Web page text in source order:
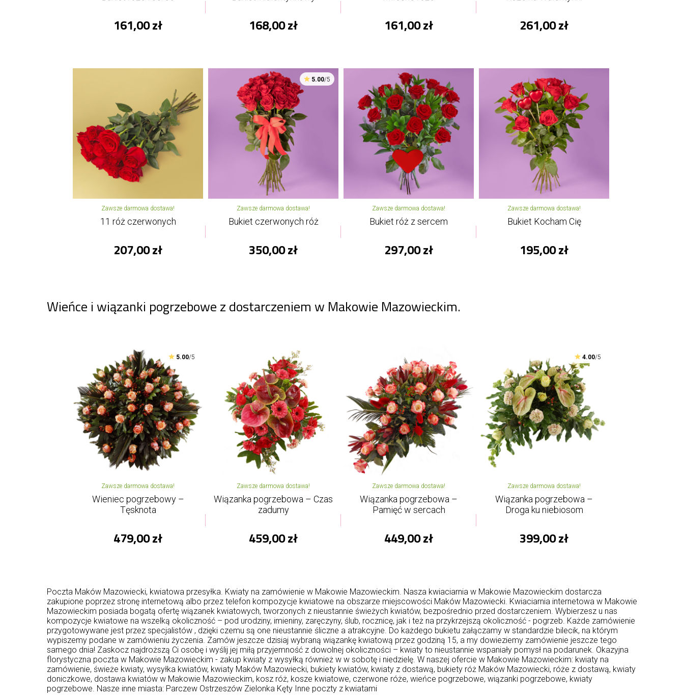
161,00 zł 168,00 zł 161,00 zł 261,00 zł
Zawsze darmowa dostawa!
11 róż czerwonych
207,00 zł
5.00/5
Zawsze darmowa dostawa!
Bukiet czerwonych róż
350,00 zł
Zawsze darmowa dostawa!
Bukiet róż z sercem
297,00 zł
Zawsze darmowa dostawa!
Bukiet Kocham Cię
195,00 zł
Wieńce i wiązanki pogrzebowe z dostarczeniem w Makowie Mazowieckim.
5.00/5
Zawsze darmowa dostawa!
Wieniec pogrzebowy –
Tęsknota
479,00 zł
Zawsze darmowa dostawa!
Wiązanka pogrzebowa – Czas
zadumy
459,00 zł
Zawsze darmowa dostawa!
Wiązanka pogrzebowa –
Pamięć w sercach
449,00 zł
4.00/5
Zawsze darmowa dostawa!
Wiązanka pogrzebowa –
Droga ku niebiosom
399,00 zł
Poczta Maków Mazowiecki, kwiatowa przesyłka. Kwiaty na zamówienie w Makowie Mazowieckim. Nasza kwiaciarnia w Makowie Mazowieckim dostarcza
zakupione poprzez stronę internetową albo przez telefon kompozycje kwiatowe na obszarze miejscowości Maków Mazowiecki. Kwiaciarnia internetowa w Makowie
Mazowieckim posiada bogatą ofertę wiązanek kwiatowych, tworzonych z nieustannie świeżych kwiatów, bezpośrednio przed dostarczeniem. Wybierzesz u nas
kompozycje kwiatowe na wszelką okoliczność – pod urodziny, imieniny, zaręczyny, ślub, rocznicę, jak i też na przykrzejszą okoliczność - pogrzeb. Każde zamówienie
przygotowywane jest przez specjalistów , dzięki czemu są one nieustannie śliczne a atrakcyjne. Do każdego bukietu załączamy w standardzie bilecik, na którym
wypiszemy podane w zamówieniu życzenia. Zamów jeszcze dzisiaj wybraną wiązankę kwiatową przez godziną 15, a my dowieziemy zamówienie jeszcze tego
samego dnia! Zaskocz najdroższą Ci osobę i wyślij jej miłą przyjemność z dowolnej okoliczności – kwiaty to nieustannie wspaniały pomysł na podarunek. Okazyjna
florystyczna poczta w Makowie Mazowieckim - zakup kwiaty z wysyłką również w w sobotę i niedzielę. W naszej ofercie w Makowie Mazowieckim: kwiaty na
zamówienie, świeże kwiaty, wysyłka kwiatów, kwiaty Maków Mazowiecki, bukiety kwiatów, kwiaty z dostawą, bukiety róż Maków Mazowiecki, róże z dostawą, kwiaty
doniczkowe, dostawa kwiatów w Makowie Mazowieckim, kosz róż, kosze kwiatowe, czerwone róże, wieńce pogrzebowe, wiązanki pogrzebowe, kwiaty
pogrzebowe. Nasze inne miasta: Parczew Ostrzeszów Zielonka Kęty Inne poczty z kwiatami